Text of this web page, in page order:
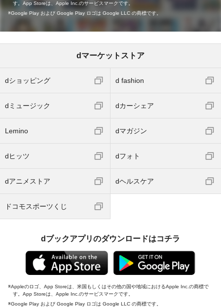
す。App Storeは、Apple Inc.のサービスマークです。
Google Play および Google Play ロゴは Google LLC の商標です。
dマーケットストア
dショッピング d fashion
dミュージック dカーシェア
Lemino dマガジン
dヒッツ dフォト
dアニメストア dヘルスケア
ドコモスポーツくじ
dブックアプリのダウンロードはコチラ
Appleのロゴ、App Storeは、米国もしくはその他の国や地域におけるApple Inc.の商標で
す。App Storeは、Apple Inc.のサービスマークです。
Google Play および Google Play ロゴは Google LLC の商標です。